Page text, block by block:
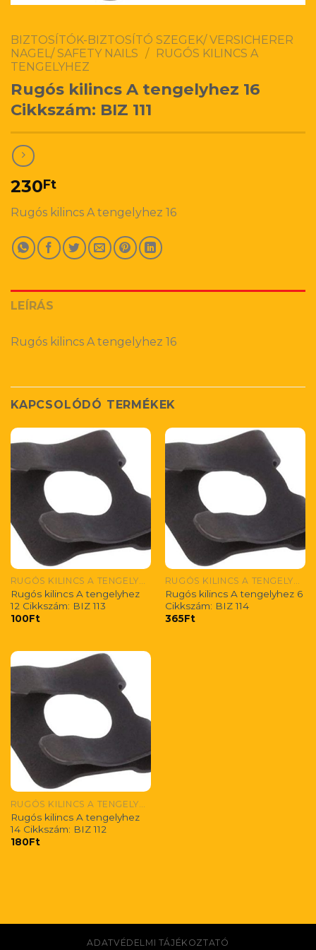
BIZTOSÍTÓK-BIZTOSÍTÓ SZEGEK/ VERSICHERER
NAGEL/ SAFETY NAILS
/
RUGÓS KILINCS A
TENGELYHEZ
Rugós kilincs A tengelyhez 16
Cikkszám: BIZ 111
230Ft
Rugós kilincs A tengelyhez 16
LEÍRÁS
Rugós kilincs A tengelyhez 16
KAPCSOLÓDÓ TERMÉKEK
RUGÓS KILINCS A TENGELYHEZ
Rugós kilincs A tengelyhez
12 Cikkszám: BIZ 113
100Ft
RUGÓS KILINCS A TENGELYHEZ
Rugós kilincs A tengelyhez 6
Cikkszám: BIZ 114
365Ft
RUGÓS KILINCS A TENGELYHEZ
Rugós kilincs A tengelyhez
14 Cikkszám: BIZ 112
180Ft
ADATVÉDELMI TÁJÉKOZTATÓ